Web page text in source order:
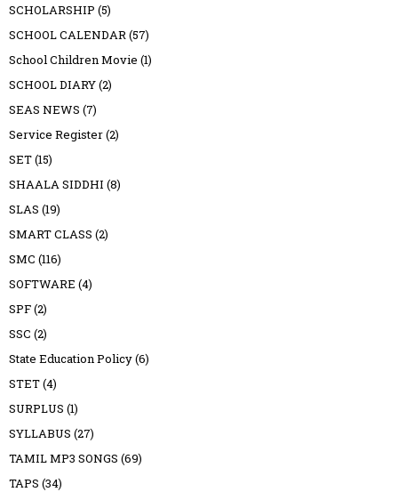
SCHOLARSHIP (5)
SCHOOL CALENDAR(57)
School Children Movie (1)
SCHOOL DIARY(2)
SEAS NEWS (7)
Service Register(2)
SET(15)
SHAALA SIDDHI (8)
SLAS (19)
SMART CLASS (2)
SMC (116)
SOFTWARE (4)
SPF(2)
SSC (2)
State Education Policy(6)
STET(4)
SURPLUS (1)
SYLLABUS (27)
TAMIL MP3 SONGS (69)
TAPS (34)